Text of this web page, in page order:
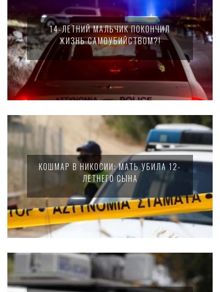
14-ЛЕТНИЙ МАЛЬЧИК ПОКОНЧИЛ
ЖИЗНЬ САМОУБИЙСТВОМ?!
КОШМАР В НИКОСИИ: МАТЬ УБИЛА 12-
ЛЕТНЕГО СЫНА